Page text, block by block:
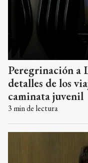
Peregrinación a
detalles de los
caminata juvenil
3 min de lectura